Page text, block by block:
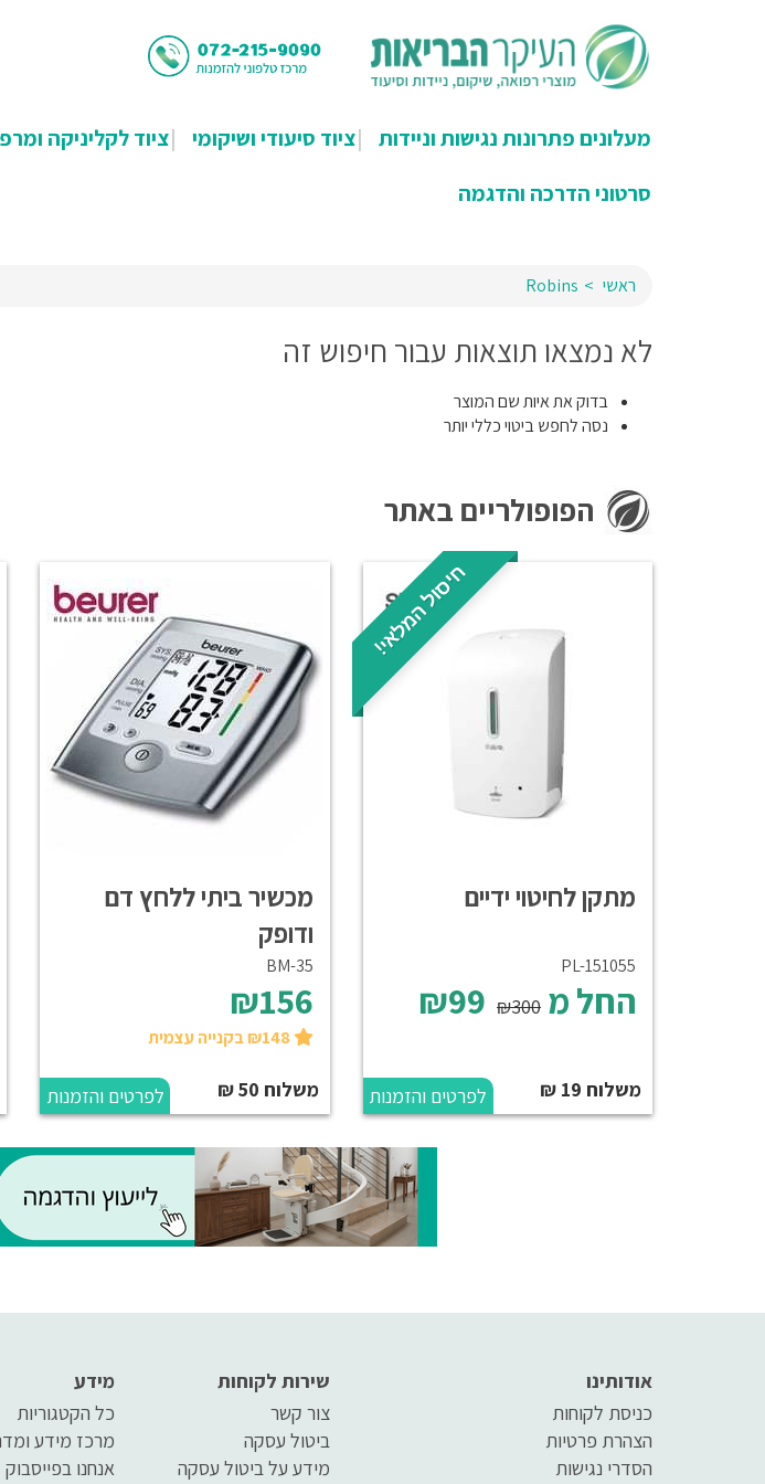
מעלונים פתרונות נגישות וניידות ציוד סיעודי ושיקומי ציוד לקליניקה
סרטוני הדרכה והדגמה
ראשי Robins
לא נמצאו תוצאות עבור חיפוש זה
בדוק את איות שם המוצר
נסה לחפש ביטוי כללי יותר
הפופולריים באתר
חיסול המלאי!
מתקן לחיטוי ידיים
PL-151055
החל מ ₪300
משלוח 19 ₪ לפרטים והזמנות
מכשיר ביתי ללחץ דם
ודופק
BM-35
₪156
₪148 בקנייה עצמית
משלוח 50 ₪ לפרטים והזמנות
מידע
כל הקטגוריות
מרכז מידע
אנחנו בפייסבוק
שירות לקוחות
צור קשר
ביטול עסקה
מידע על ביטול עסקה
אודותינו
כניסת לקוחות
הצהרת פרטיות
הסדרי נגישות